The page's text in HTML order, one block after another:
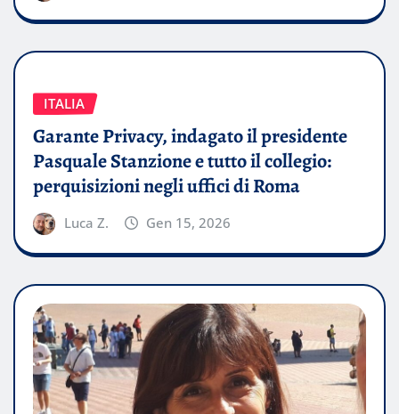
ITALIA
Garante Privacy, indagato il presidente
Pasquale Stanzione e tutto il collegio:
perquisizioni negli uffici di Roma
Luca Z. Gen 15, 2026